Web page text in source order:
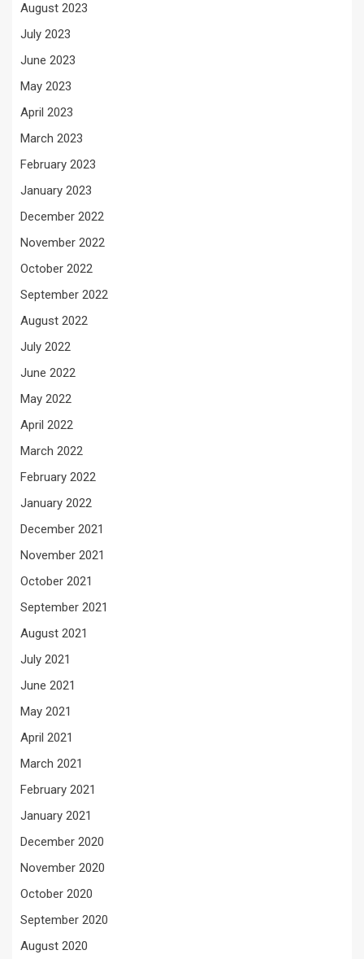
August 2023
July 2023
June 2023
May 2023
April 2023
March 2023
February 2023
January 2023
December 2022
November 2022
October 2022
September 2022
August 2022
July 2022
June 2022
May 2022
April 2022
March 2022
February 2022
January 2022
December 2021
November 2021
October 2021
September 2021
August 2021
July 2021
June 2021
May 2021
April 2021
March 2021
February 2021
January 2021
December 2020
November 2020
October 2020
September 2020
August 2020